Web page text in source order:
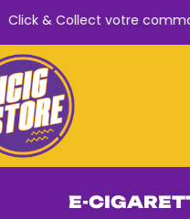
Click & Collect votre
E-